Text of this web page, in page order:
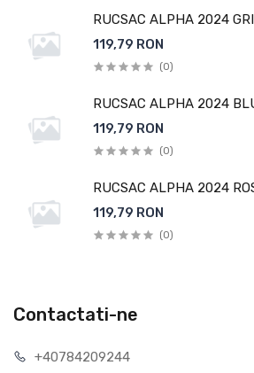
RUCSAC ALPHA 2024
119,79 RON
(0)
RUCSAC ALPHA 2024
119,79 RON
(0)
RUCSAC ALPHA 2024
119,79 RON
(0)
Contactati-ne
+40784209244